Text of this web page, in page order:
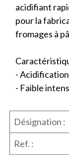
acidifiant
pour la
fromages à
-
- Faible
Désignation :
Ref. :